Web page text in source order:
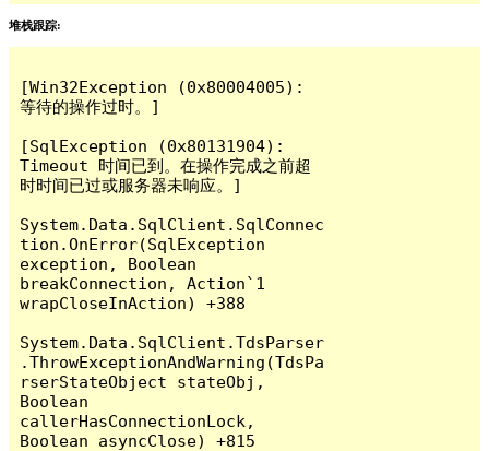
堆栈跟踪:
[Win32Exception (0x80004005):
等待的操作过时。]
[SqlException (0x80131904):
Timeout 时间已到。在操作完成之前超
时时间已过或服务器未响应。]
System.Data.SqlClient.SqlConnec
tion.OnError(SqlException
exception, Boolean
breakConnection, Action`1
wrapCloseInAction) +388
System.Data.SqlClient.TdsParser
.ThrowExceptionAndWarning(TdsPa
rserStateObject stateObj,
Boolean
callerHasConnectionLock,
Boolean asyncClose) +815